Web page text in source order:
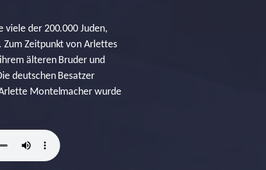
der 200.000 Juden,
Zeitpunkt von Arlettes
älteren Bruder und
deutschen Besatzer
Montelmacher wurde